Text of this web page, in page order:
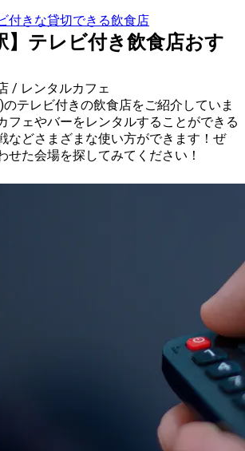
付きな貸切できる飲食店
】テレビ付き飲食店おす
/ レンタルカフェ
テレビ付きの飲食店をご紹介していま
フェやバーをレンタルすることができる
などさまざまな使い方ができます！ぜ
せた会場を探してみてください！